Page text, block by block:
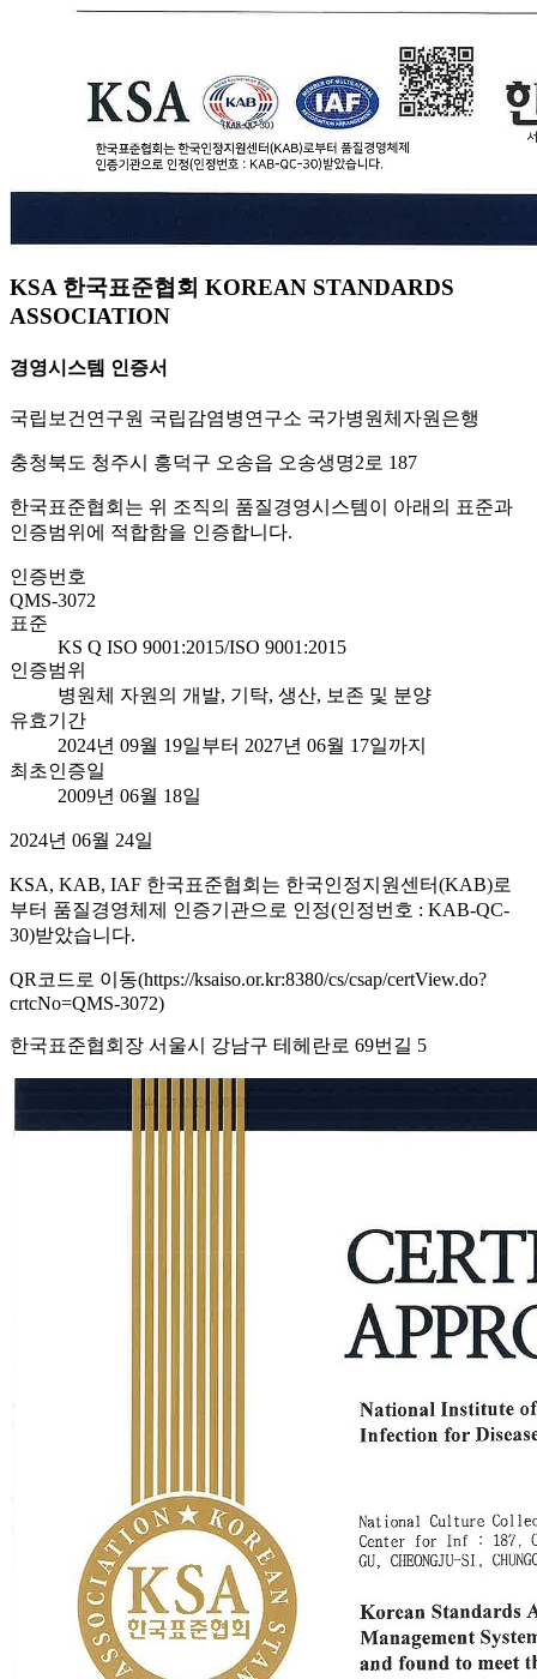
KSA 한국표준협회 KOREAN STANDARDS
ASSOCIATION
경영시스템 인증서
국립보건연구원 국립감염병연구소 국가병원체자원은행
충청북도 청주시 흥덕구 오송읍 오송생명2로 187
한국표준협회는 위 조직의 품질경영시스템이 아래의 표준과
인증범위에 적합함을 인증합니다.
인증번호
QMS-3072
표준
KS Q ISO 9001:2015/ISO 9001:2015
인증범위
병원체 자원의 개발, 기탁, 생산, 보존 및 분양
유효기간
2024년 09월 19일부터 2027년 06월 17일까지
최초인증일
2009년 06월 18일
2024년 06월 24일
KSA, KAB, IAF 한국표준협회는 한국인정지원센터(KAB)로
부터 품질경영체제 인증기관으로 인정(인정번호 : KAB-QC-
30)받았습니다.
QR코드로 이동(https://ksaiso.or.kr:8380/cs/csap/certView.do?
crtcNo=QMS-3072)
한국표준협회장 서울시 강남구 테헤란로 69번길 5